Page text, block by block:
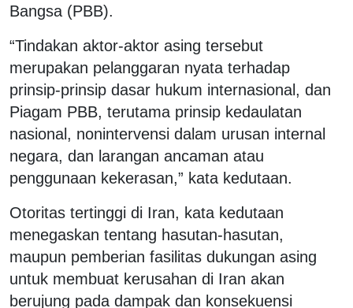
Bangsa (PBB).
“Tindakan aktor-aktor asing tersebut
merupakan pelanggaran nyata terhadap
prinsip-prinsip dasar hukum internasional, dan
Piagam PBB, terutama prinsip kedaulatan
nasional, nonintervensi dalam urusan internal
negara, dan larangan ancaman atau
penggunaan kekerasan,” kata kedutaan.
Otoritas tertinggi di Iran, kata kedutaan
menegaskan tentang hasutan-hasutan,
maupun pemberian fasilitas dukungan asing
untuk membuat kerusahan di Iran akan
berujung pada dampak dan konsekuensi